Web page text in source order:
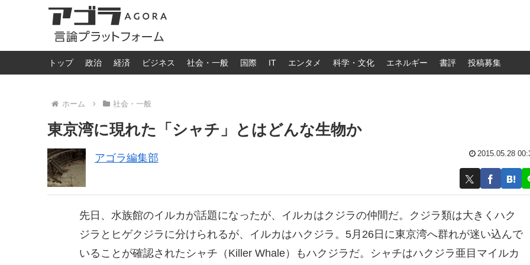
トップ 政治 経済 ビジネス 社会・一般 国際 IT エンタメ 科学・文化 エネルギー 書評 投稿募集
ホーム 社会・一般
東京湾に現れた「シャチ」とはどんな生物か
アゴラ編集部 2015.05.28
先日、水族館のイルカが話題になったが、イルカはクジラの仲間だ。クジラ類は大きくハク
ジラとヒゲクジラに分けられるが、イルカはハクジラ。5月26日に東京湾へ群れが迷い込んで
いることが確認されたシャチ（Killer Whale）もハクジラだ。シャチはハクジラ亜目マイルカ